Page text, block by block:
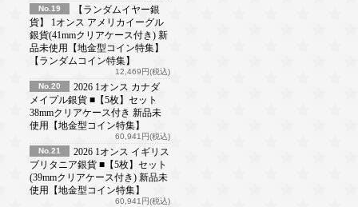
No.19
【ランダムイヤー銀
貨】 1オンス アメリカイーグル
銀貨(41mmクリアケース付き) 新
品未使用【地金型コイン特集】
【ランダムコイン特集】
12,469円(税込)
No.20
2026 1オンス カナダ
メイプル銀貨 ■【5枚】セット
38mmクリアケース付き 新品未
使用【地金型コイン特集】
60,941円(税込)
No.21
2026 1オンス イギリス
ブリタニア銀貨 ■【5枚】セット
(39mmクリアケース付き) 新品未
使用【地金型コイン特集】
60,941円(税込)